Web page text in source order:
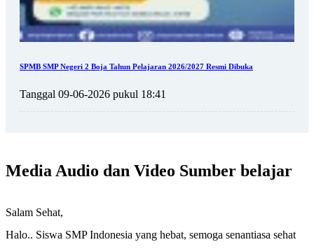
SPMB SMP Negeri 2 Boja Tahun Pelajaran 2026/2027 Resmi Dibuka
Tanggal 09-06-2026 pukul 18:41
Media Audio dan Video Sumber belajar
Salam Sehat,
Halo.. Siswa SMP Indonesia yang hebat, semoga senantiasa sehat